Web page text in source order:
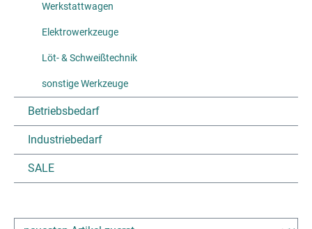
Werkstattwagen
Elektrowerkzeuge
Löt- & Schweißtechnik
sonstige Werkzeuge
Betriebsbedarf
Industriebedarf
SALE